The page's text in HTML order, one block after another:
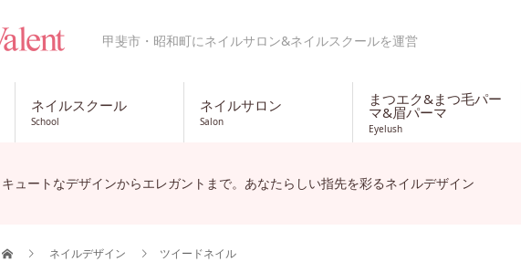
甲斐市・昭和町にネイルサロン&ネイルスクールを運営
ネイルスクール
School
ネイルサロン
Salon
まつエク&まつ毛パー
マ&眉パーマ
Eyelush
キュートなデザインからエレガントまで。あなたらしい指先を彩るネイルデザイン
ネイルデザイン ツイードネイル